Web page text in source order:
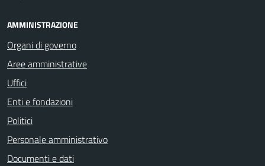
AMMINISTRAZIONE
Organi di governo
Aree amministrative
Uffici
Enti e fondazioni
Politici
Personale amministrativo
Documenti e dati